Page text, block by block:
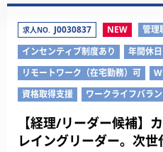
求人NO. J0030837 NEW
管理
インセンティブ制度あり
年間休
リモートワーク（在宅勤務）可
資格取得支援
ワークライフバラ
【経理/リーダー候補】
レイングリーダー。次